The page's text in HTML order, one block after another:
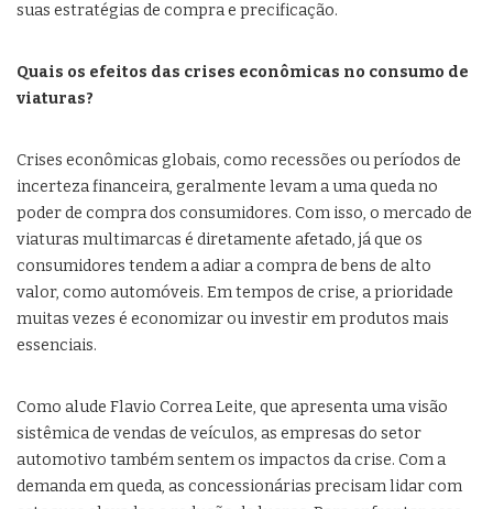
suas estratégias de compra e precificação.
Quais os efeitos das crises econômicas no consumo de
viaturas?
Crises econômicas globais, como recessões ou períodos de
incerteza financeira, geralmente levam a uma queda no
poder de compra dos consumidores. Com isso, o mercado de
viaturas multimarcas é diretamente afetado, já que os
consumidores tendem a adiar a compra de bens de alto
valor, como automóveis. Em tempos de crise, a prioridade
muitas vezes é economizar ou investir em produtos mais
essenciais.
Como alude Flavio Correa Leite, que apresenta uma visão
sistêmica de vendas de veículos, as empresas do setor
automotivo também sentem os impactos da crise. Com a
demanda em queda, as concessionárias precisam lidar com